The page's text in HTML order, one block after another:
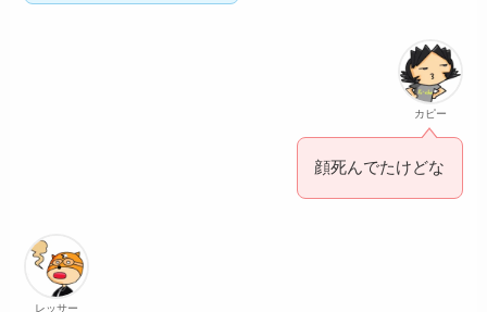
カピー
顔死んでたけどな
レッサー